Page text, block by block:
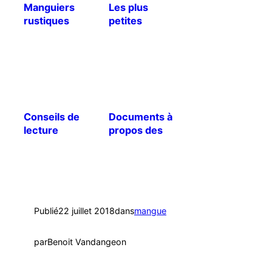
Manguiers
rustiques
Les plus
petites
Conseils de
lecture
Documents à
propos des
Publié22 juillet 2018dansmangue
parBenoit Vandangeon